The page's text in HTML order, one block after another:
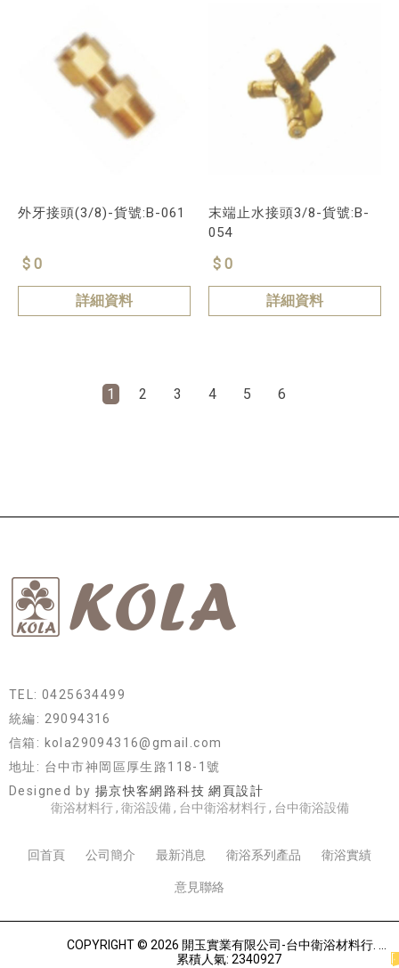
外牙接頭(3/8)-貨號:B-061
$ 0
詳細資料
末端止水接頭3/8-貨號:B-
054
$ 0
詳細資料
1 2 3 4 5 6
TEL: 0425634499
統編: 29094316
信箱: kola29094316@gmail.com
地址: 台中市神岡區厚生路118-1號
Designed by 揚京快客網路科技 網頁設計
衛浴材料行 衛浴設備 台中衛浴材料行 台中衛浴設備
回首頁 公司簡介 最新消息 衛浴系列產品 衛浴實績
意見聯絡
累積人氣: 2340927